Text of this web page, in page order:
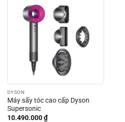
DYSON
Máy sấy tóc cao cấp Dyson
Supersonic
10.490.000₫